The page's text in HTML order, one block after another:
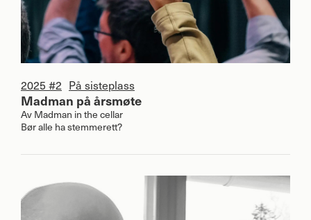
2025 #2 På sisteplass
Madman på årsmøte
AvMadman in the cellar
Bør alle ha stemmerett?